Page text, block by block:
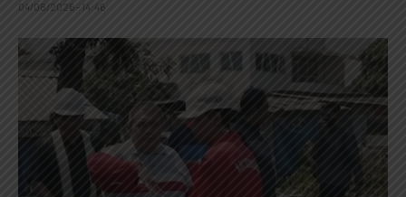
04/08/2026 - 14:46